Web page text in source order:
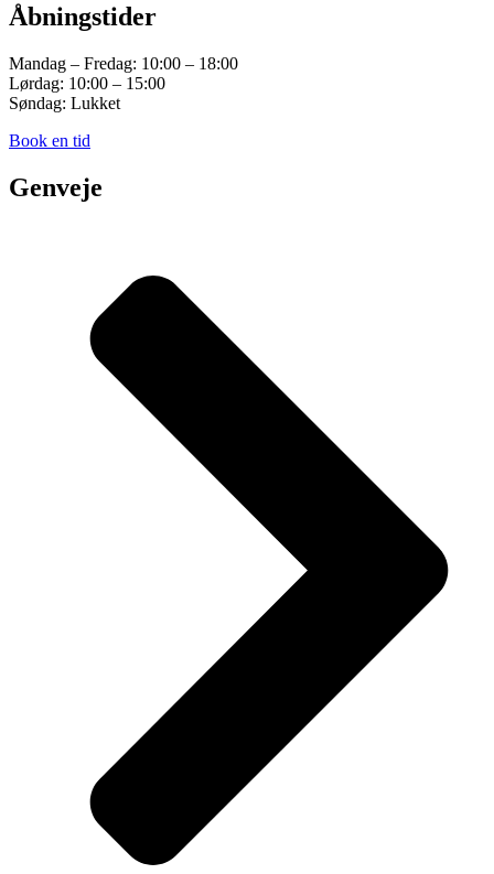
Åbningstider
Mandag – Fredag: 10:00 – 18:00
Lørdag: 10:00 – 15:00
Søndag: Lukket
Book en tid
Genveje